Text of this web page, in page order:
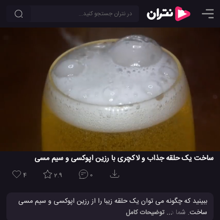
ساخت یک حلقه جذاب و لاکچری با رزین اپوکسی و سیم مسی
4 2.9 0
ببینید که چگونه می توان یک حلقه زیبا را از رزین اپوکسی و سیم مسی
ساخت. شما در این فیلم با یک ایده بی نظیر و ساده برای ساخت یک
... توضیحات کامل